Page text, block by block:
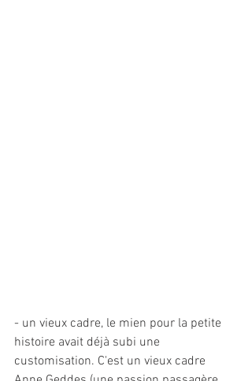
- un vieux cadre, le mien pour la petite
histoire avait déjà subi une
customisation. C'est un vieux cadre